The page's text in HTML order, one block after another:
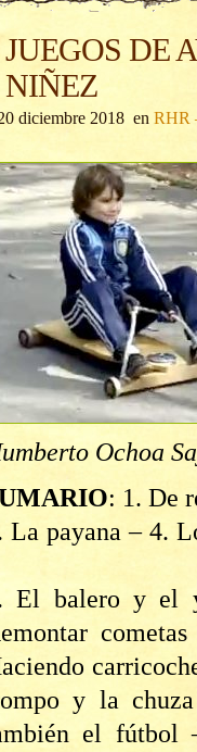
JUEGOS DE
NIÑEZ
diciembre 2018 en RHR
Ochoa
: 1. De
La payana – 4.
El balero y el
y la
el fútbol